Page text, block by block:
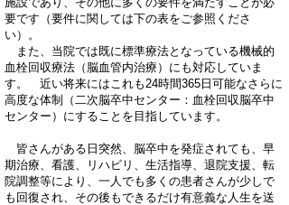
要です（要件に関しては下の表をご参照くださ
い）。
また、当院では既に標準療法となっている機械的
血栓回収療法（脳血管内治療）にも対応していま
す。 近い将来にはこれも24時間365日可能なさらに
高度な体制（二次脳卒中センター：血栓回収脳卒中
センター）にすることを目指しています。
皆さんがある日突然、脳卒中を発症されても、早
期治療、看護、リハビリ、生活指導、退院支援、転
院調整等により、一人でも多くの患者さんが少しで
も回復され、その後もできるだけ有意義な人生を送